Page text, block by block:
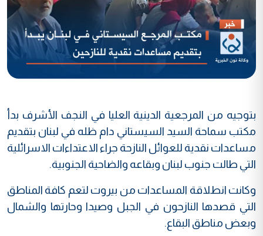
بتوجيه من المرجعية الدينية العليا في النجف الأشرف بدأ
مكتب سماحة السيد السيستاني دام ظله في لبنان بتقديم
مساعدات نقدية للعوائل النازحة جراء الاعتداءات الاسرائلية
التي طالت جنوب لبنان وبقاعه والضاحية الجنوبية.
وكانت انطلاقة المساعدات من بيروت لتعم كافة المناطق
التي قصدها النازحون في الجبل وصيدا وحارتها والشمال
وبعض مناطق البقاع.